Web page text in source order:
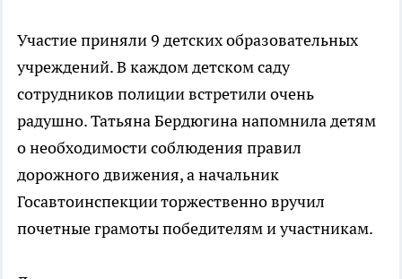
Участие приняли 9 детских образовательных
учреждений. В каждом детском саду
сотрудников полиции встретили очень
радушно. Татьяна Бердюгина напомнила детям
о необходимости соблюдения правил
дорожного движения, а начальник
Госавтоинспекции торжественно вручил
почетные грамоты победителям и участникам.